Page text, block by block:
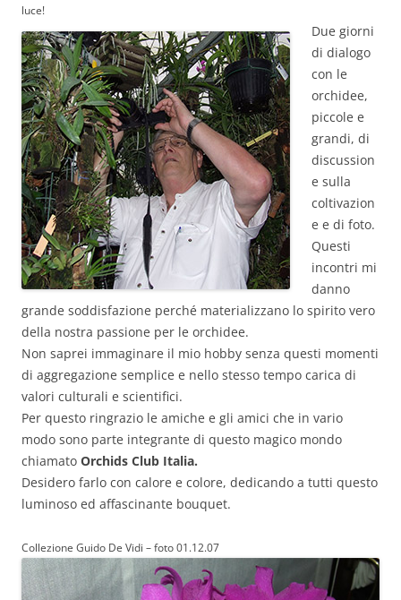
luce!
Due giorni
di dialogo
con le
orchidee,
piccole e
grandi, di
discussion
e sulla
coltivazion
e e di foto.
Questi
incontri mi
danno
grande soddisfazione perché materializzano lo spirito vero
della nostra passione per le orchidee.
Non saprei immaginare il mio hobby senza questi momenti
di aggregazione semplice e nello stesso tempo carica di
valori culturali e scientifici.
Per questo ringrazio le amiche e gli amici che in vario
modo sono parte integrante di questo magico mondo
chiamato Orchids Club Italia.
Desidero farlo con calore e colore, dedicando a tutti questo
luminoso ed affascinante bouquet.
Collezione Guido De Vidi – foto 01.12.07